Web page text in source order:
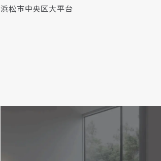
浜松市中央区大平台